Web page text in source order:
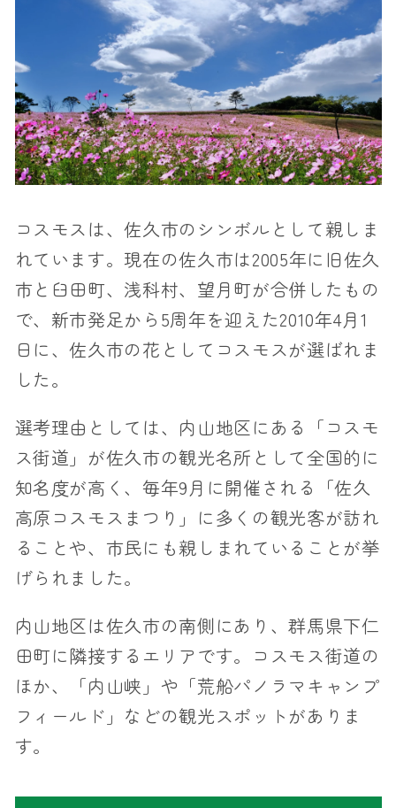
コスモスは、佐久市のシンボルとして親しま
れています。現在の佐久市は2005年に旧佐久
市と臼田町、浅科村、望月町が合併したもの
で、新市発足から5周年を迎えた2010年4月1
日に、佐久市の花としてコスモスが選ばれま
した。
選考理由としては、内山地区にある「コスモ
ス街道」が佐久市の観光名所として全国的に
知名度が高く、毎年9月に開催される「佐久
高原コスモスまつり」に多くの観光客が訪れ
ることや、市民にも親しまれていることが挙
げられました。
内山地区は佐久市の南側にあり、群馬県下仁
田町に隣接するエリアです。コスモス街道の
ほか、「内山峡」や「荒船パノラマキャンプ
フィールド」などの観光スポットがありま
す。